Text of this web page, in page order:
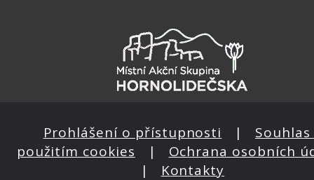
Prohlášení o přístupnosti | Souhlas
použitím cookies | Ochrana osobních
| Kontakty